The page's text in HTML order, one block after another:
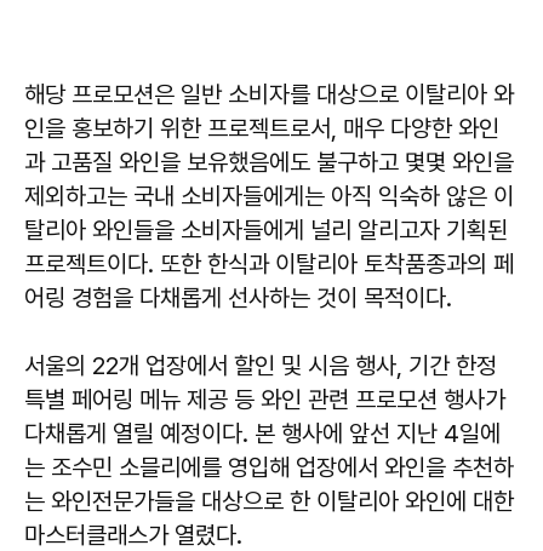
해당 프로모션은 일반 소비자를 대상으로 이탈리아 와
인을 홍보하기 위한 프로젝트로서, 매우 다양한 와인
과 고품질 와인을 보유했음에도 불구하고 몇몇 와인을
제외하고는 국내 소비자들에게는 아직 익숙하 않은 이
탈리아 와인들을 소비자들에게 널리 알리고자 기획된
프로젝트이다. 또한 한식과 이탈리아 토착품종과의 페
어링 경험을 다채롭게 선사하는 것이 목적이다.
서울의 22개 업장에서 할인 및 시음 행사, 기간 한정
특별 페어링 메뉴 제공 등 와인 관련 프로모션 행사가
다채롭게 열릴 예정이다. 본 행사에 앞선 지난 4일에
는 조수민 소믈리에를 영입해 업장에서 와인을 추천하
는 와인전문가들을 대상으로 한 이탈리아 와인에 대한
마스터클래스가 열렸다.